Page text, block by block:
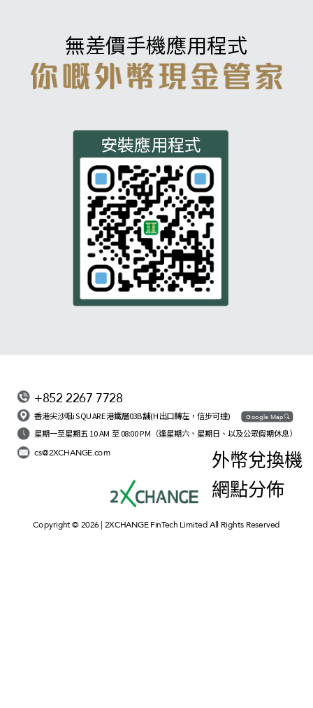
無差價手機應用程式
安裝應用程式
+852 2267 7728
香港尖沙咀iSQUARE港鐵層03B舖(H出口轉左，信步可達)
星期一至星期五 10 AM 至 08:00 PM（逢星期六、星期日、以及公眾假期休息）
cs@2XCHANGE.com 外幣兌換機
網點分佈
Google Map
Copyright © 2026 | 2XCHANGE FinTech Limited All Rights Reserved